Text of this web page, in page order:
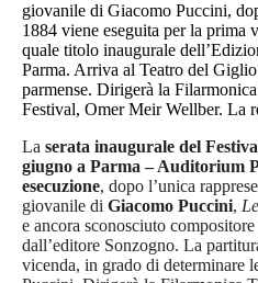
giovanile di Giacomo Puccini,
1884 viene eseguita per la prima
quale titolo inaugurale
Parma. Arriva al Teatro del
parmense. Dirigerà la
Festival, Omer Meir Wellber. La
La serata inaugurale del
giugno a Parma – Auditorium
esecuzione, dopo l’unica
giovanile di Giacomo Puccini,
e ancora sconosciuto
dall’editore Sonzogno. La
vicenda, in grado di determinare